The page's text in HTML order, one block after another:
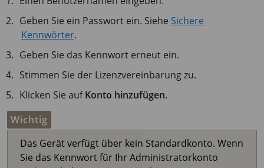
Geben Sie ein Passwort ein. Siehe Sichere
Kennwörter.
Geben Sie das Kennwort erneut ein.
Stimmen Sie der Lizenzvereinbarung zu.
Klicken Sie aufKonto hinzufügen.
Wichtig
Das Gerät verfügt über kein Standardkonto. Wenn
Sie das Kennwort für Ihr Administratorkonto